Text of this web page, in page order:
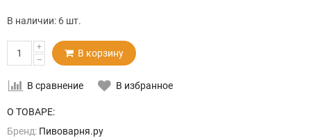
В наличии: 6 шт.
+
–
В корзину
В сравнение В избранное
О ТОВАРЕ:
Бренд: Пивоварня.ру